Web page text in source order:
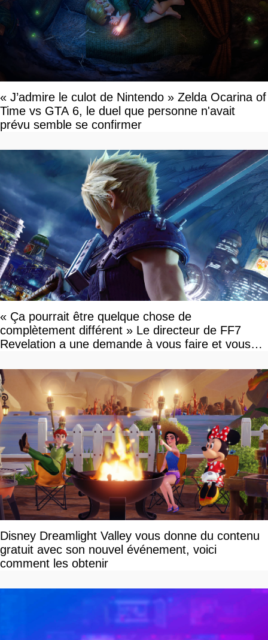
« J’admire le culot de Nintendo » Zelda Ocarina of
Time vs GTA 6, le duel que personne n'avait
prévu semble se confirmer
« Ça pourrait être quelque chose de
complètement différent » Le directeur de FF7
Revelation a une demande à vous faire et vous
Disney Dreamlight Valley vous donne du contenu
gratuit avec son nouvel événement, voici
comment les obtenir